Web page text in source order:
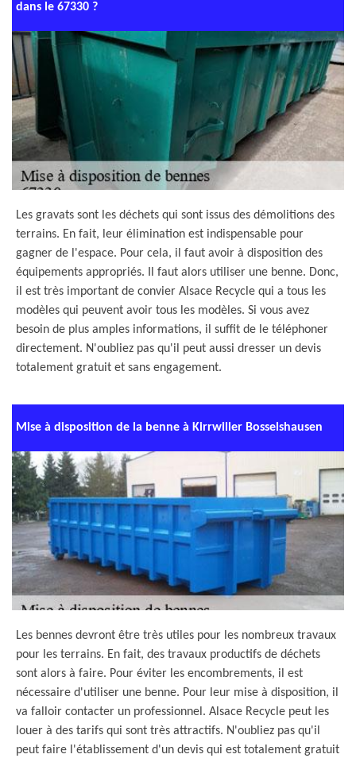
dans le 67330 ?
Les gravats sont les déchets qui sont issus des démolitions des
terrains. En fait, leur élimination est indispensable pour
gagner de l'espace. Pour cela, il faut avoir à disposition des
équipements appropriés. Il faut alors utiliser une benne. Donc,
il est très important de convier Alsace Recycle qui a tous les
modèles qui peuvent avoir tous les modèles. Si vous avez
besoin de plus amples informations, il suffit de le téléphoner
directement. N'oubliez pas qu'il peut aussi dresser un devis
totalement gratuit et sans engagement.
Mise à disposition de la benne à Kirrwiller Bosselshausen
Les bennes devront être très utiles pour les nombreux travaux
pour les terrains. En fait, des travaux productifs de déchets
sont alors à faire. Pour éviter les encombrements, il est
nécessaire d'utiliser une benne. Pour leur mise à disposition, il
va falloir contacter un professionnel. Alsace Recycle peut les
louer à des tarifs qui sont très attractifs. N'oubliez pas qu'il
peut faire l'établissement d'un devis qui est totalement gratuit